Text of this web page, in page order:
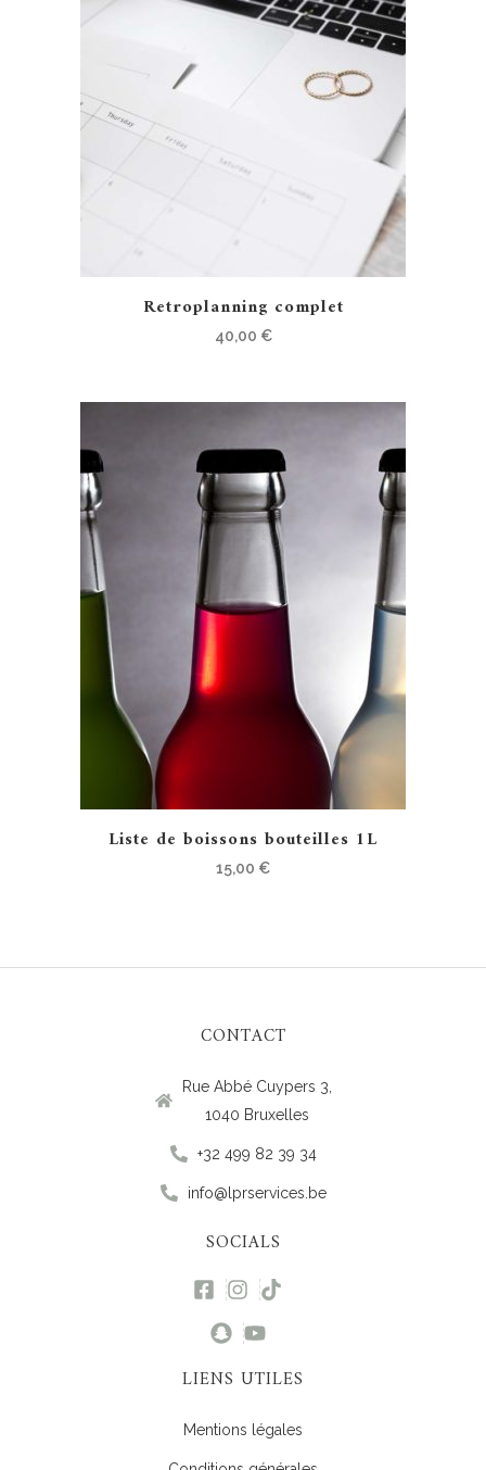
Retroplanning complet
40,00 €
Liste de boissons bouteilles 1L
15,00 €
CONTACT
Rue Abbé Cuypers 3,
1040 Bruxelles
+32 499 82 39 34
info@lprservices.be
SOCIALS
LIENS UTILES
Mentions légales